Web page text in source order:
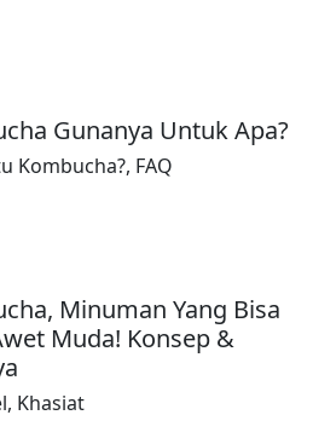
Gunanya Untuk Apa?
Kombucha?, FAQ
Minuman Yang Bisa
Muda! Konsep &
, Khasiat